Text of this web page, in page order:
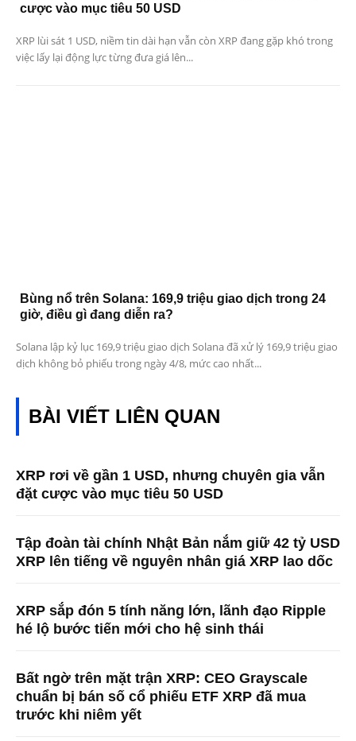
cược vào mục tiêu 50 USD
XRP lùi sát 1 USD, niềm tin dài hạn vẫn còn XRP đang gặp khó trong
việc lấy lại động lực từng đưa giá lên...
Bùng nổ trên Solana: 169,9 triệu giao dịch trong 24
giờ, điều gì đang diễn ra?
Solana lập kỷ lục 169,9 triệu giao dịch Solana đã xử lý 169,9 triệu giao
dịch không bỏ phiếu trong ngày 4/8, mức cao nhất...
BÀI VIẾT LIÊN QUAN
XRP rơi về gần 1 USD, nhưng chuyên gia vẫn
đặt cược vào mục tiêu 50 USD
Tập đoàn tài chính Nhật Bản nắm giữ 42 tỷ USD
XRP lên tiếng về nguyên nhân giá XRP lao dốc
XRP sắp đón 5 tính năng lớn, lãnh đạo Ripple
hé lộ bước tiến mới cho hệ sinh thái
Bất ngờ trên mặt trận XRP: CEO Grayscale
chuẩn bị bán số cổ phiếu ETF XRP đã mua
trước khi niêm yết